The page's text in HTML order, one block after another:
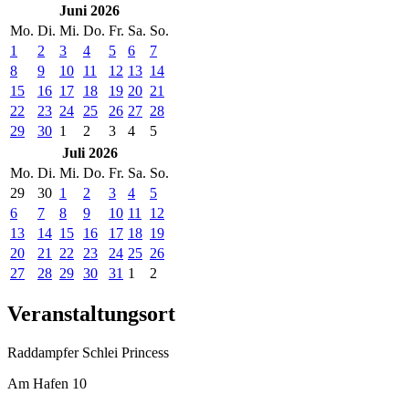
Juni 2026
Mo. Di. Mi. Do. Fr. Sa. So.
1
2 3 4 5 6
7
8
9 10 11 12 13 14
15
16 17 18 19 20 21
22
23 24 25 26 27 28
29
30 1 2 3 4
5
Juli 2026
Mo. Di. Mi. Do. Fr. Sa. So.
29
30 1 2 3 4
5
6
7 8 9 10 11
12
13
14 15 16 17 18 19
20
21 22 23 24 25 26
27
28 29 30 31 1 2
Veranstaltungsort
Raddampfer Schlei Princess
Am Hafen 10